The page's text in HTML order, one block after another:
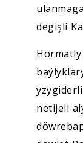
degişli
netijeli